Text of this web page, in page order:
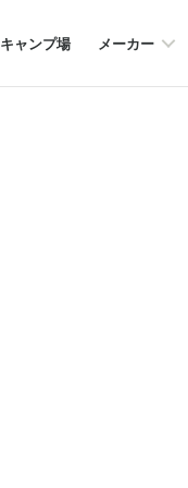
キャンプ場 メーカー